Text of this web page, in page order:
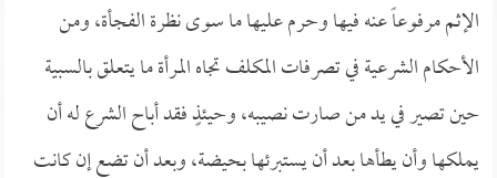
الإثم مرفوعاً عنه فيها وحرم عليها ما سوى نظرة الفجأة، ومن
الأحكام الشرعية في تصرفات المكلف تجاه المرأة ما يتعلق بالسبية
حين تصير في يد من صارت نصيبه، وحيئذٍ فقد أباح الشرع له أن
يملكها وأن يطأها بعد أن يستبرئها بحيضة، وبعد أن تضع إن كانت